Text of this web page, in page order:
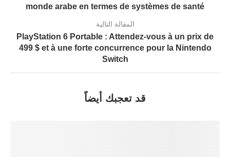
monde arabe en termes de systèmes de santé
المقالة التالية
PlayStation 6 Portable : Attendez-vous à un prix de
499 $ et à une forte concurrence pour la Nintendo
Switch
قد تعجبك أيضاً